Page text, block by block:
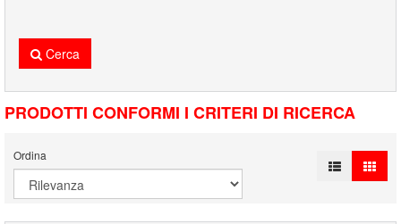
Cerca
PRODOTTI CONFORMI I CRITERI DI RICERCA
Ordina